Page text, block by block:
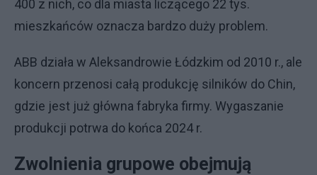
400 z nich, co dla miasta liczącego 22 tys.
mieszkańców oznacza bardzo duży problem.
ABB działa w Aleksandrowie Łódzkim od 2010 r., ale
koncern przenosi całą produkcję silników do Chin,
gdzie jest już główna fabryka firmy. Wygaszanie
produkcji potrwa do końca 2024 r.
Zwolnienia grupowe obejmują